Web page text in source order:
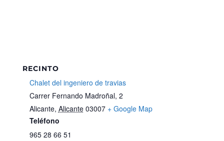
RECINTO
Chalet del ingeniero de travias
Carrer Fernando Madroñal, 2
Alicante, Alicante 03007 + Google Map
Teléfono
965 28 66 51